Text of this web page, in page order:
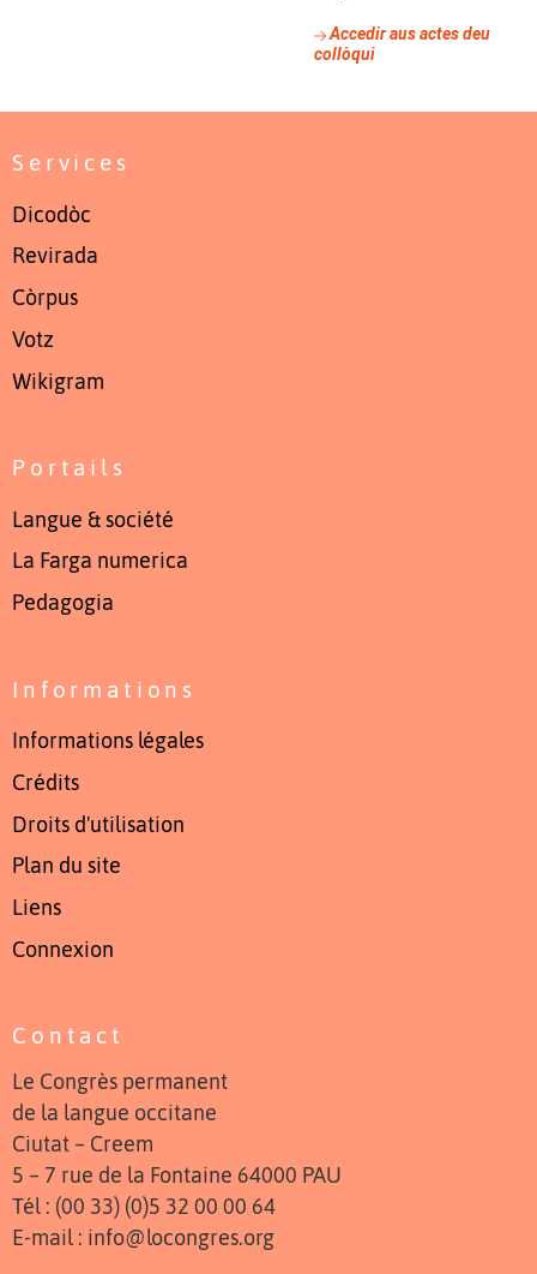
Accedir aus actes deu
collòqui
Services
Dicodòc
Revirada
Còrpus
Votz
Wikigram
Portails
Langue & société
La Farga numerica
Pedagogia
Informations
Informations légales
Crédits
Droits d'utilisation
Plan du site
Liens
Connexion
Contact
Le Congrès permanent
de la langue occitane
Ciutat – Creem
5 – 7 rue de la Fontaine 64000 PAU
Tél : (00 33) (0)5 32 00 00 64
E-mail : info@locongres.org